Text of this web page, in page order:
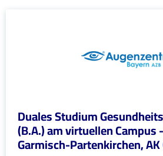
Duales Studium
(B.A.) am virtuellen
Garmisch-Partenkirchen, AK